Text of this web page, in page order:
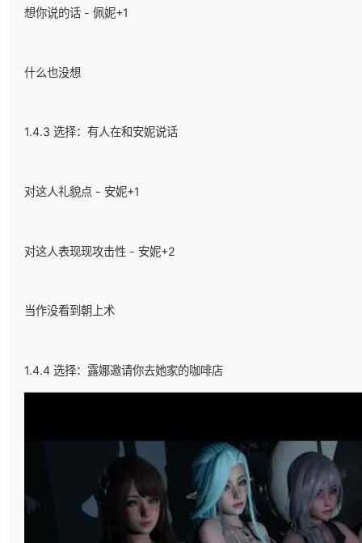
想你说的话 - 佩妮+1
什么也没想
1.4.3 选择：有人在和安妮说话
对这人礼貌点 - 安妮+1
对这人表现现攻击性 - 安妮+2
当作没看到朝上术
1.4.4 选择：露娜邀请你去她家的咖啡店